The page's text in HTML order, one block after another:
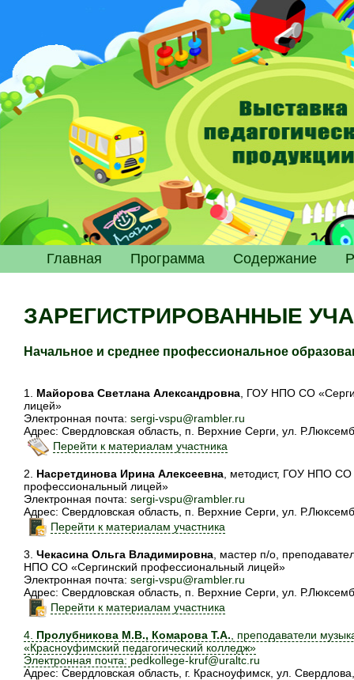
Главная Программа Содержание
ЗАРЕГИСТРИРОВАННЫЕ
Начальное и среднее профессиональное
1. Майорова Светлана Александровна , ГОУ НПО СО
лицей»
Электронная почта: sergi-vspu@rambler.ru
Адрес: Свердловская область, п. Верхние Серги, ул.
Перейти к материалам участника
2. Насретдинова Ирина Алексеевна , методист, ГОУ НПО СО
профессиональный лицей»
Электронная почта: sergi-vspu@rambler.ru
Адрес: Свердловская область, п. Верхние Серги, ул.
Перейти к материалам участника
3. Чекасина Ольга Владимировна , мастер п/о,
НПО СО «Сергинский профессиональный лицей»
Электронная почта: sergi-vspu@rambler.ru
Адрес: Свердловская область, п. Верхние Серги, ул.
Перейти к материалам участника
4. Пролубникова М.В., Комарова Т.А. , преподаватели
«Красноуфимский педагогический колледж»
Электронная почта: pedkollege-kruf@uraltc.ru
Адрес: Свердловская область, г. Красноуфимск, ул.